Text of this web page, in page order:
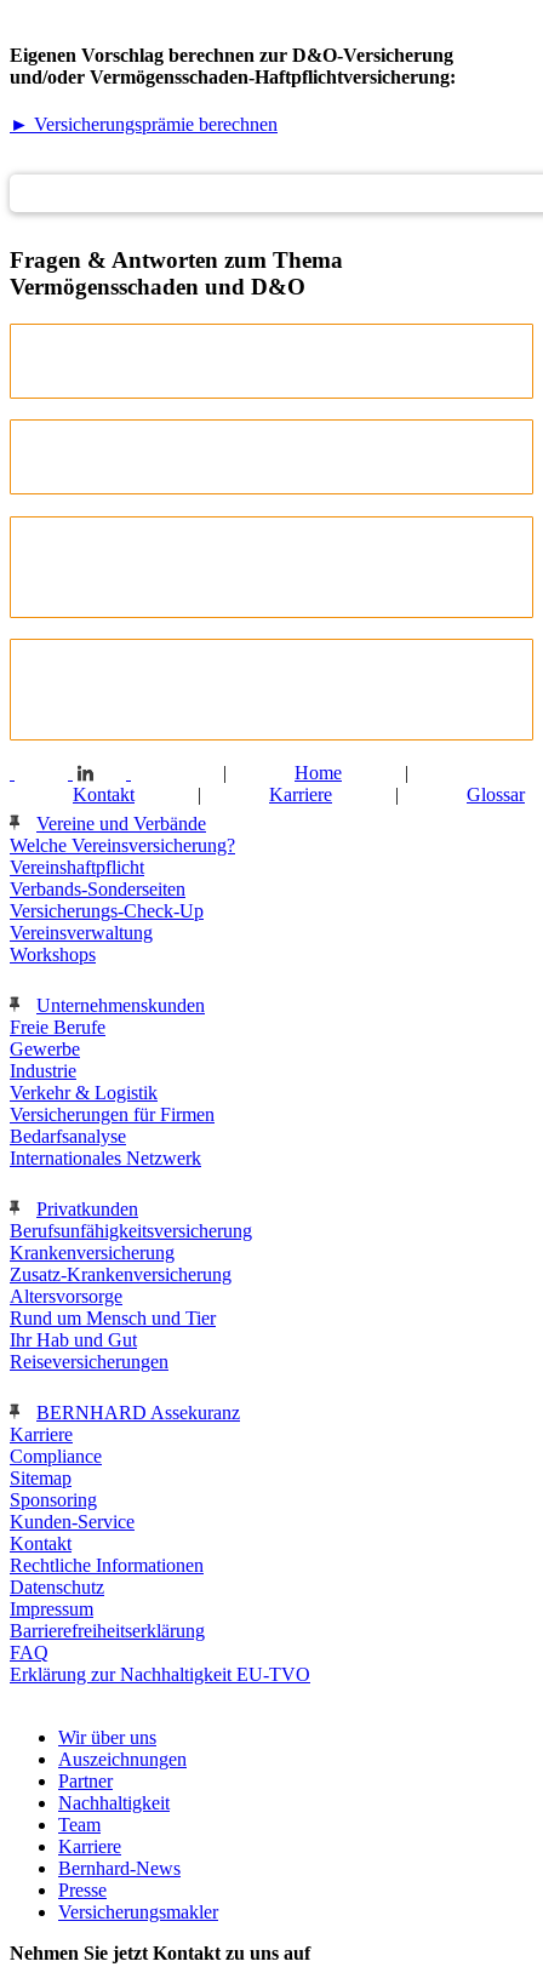
Eigenen Vorschlag berechnen zur D&O-Versicherung
und/oder Vermögensschaden-Haftpflichtversicherung:
► Versicherungsprämie berechnen
Fragen & Antworten zum Thema
Vermögensschaden und D&O
| Home |
Kontakt | Karriere | Glossar
Vereine und Verbände
Welche Vereinsversicherung?
Vereinshaftpflicht
Verbands-Sonderseiten
Versicherungs-Check-Up
Vereinsverwaltung
Workshops
Unternehmenskunden
Freie Berufe
Gewerbe
Industrie
Verkehr & Logistik
Versicherungen für Firmen
Bedarfsanalyse
Internationales Netzwerk
Privatkunden
Berufsunfähigkeitsversicherung
Krankenversicherung
Zusatz-Krankenversicherung
Altersvorsorge
Rund um Mensch und Tier
Ihr Hab und Gut
Reiseversicherungen
BERNHARD Assekuranz
Karriere
Compliance
Sitemap
Sponsoring
Kunden-Service
Kontakt
Rechtliche Informationen
Datenschutz
Impressum
Barrierefreiheitserklärung
FAQ
Erklärung zur Nachhaltigkeit EU-TVO
Wir über uns
Auszeichnungen
Partner
Nachhaltigkeit
Team
Karriere
Bernhard-News
Presse
Versicherungsmakler
Nehmen Sie jetzt Kontakt zu uns auf